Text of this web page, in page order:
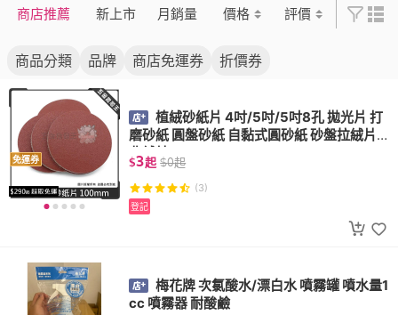
商店推薦 新上市 月銷量 價格 評價
商品分類 品牌 商店免運券 折價券
免運券
植絨砂紙片 4吋/5吋/5吋8孔 拋光片 打
磨砂紙 圓盤砂紙 自黏式圓砂紙 砂盤拉絨片
背絨片
$3起 $0起
(3)
登記
梅花牌 次氯酸水/漂白水 噴霧罐 噴水量1
cc 噴霧器 耐酸鹼